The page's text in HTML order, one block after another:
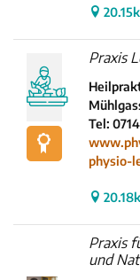
Praxis
Tel:
physio-
Praxis
und